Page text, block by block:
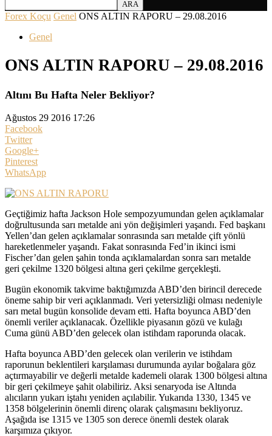
Forex Koçu Genel ONS ALTIN RAPORU – 29.08.2016
Genel
ONS ALTIN RAPORU – 29.08.2016
Altını Bu Hafta Neler Bekliyor?
Ağustos 29 2016 17:26
Facebook
Twitter
Google+
Pinterest
WhatsApp
Geçtiğimiz hafta Jackson Hole sempozyumundan gelen açıklamalar
doğrultusunda sarı metalde ani yön değişimleri yaşandı. Fed başkanı
Yellen’dan gelen açıklamalar sonrasında sarı metalde çift yönlü
hareketlenmeler yaşandı. Fakat sonrasında Fed’in ikinci ismi
Fischer’dan gelen şahin tonda açıklamalardan sonra sarı metalde
geri çekilme 1320 bölgesi altına geri çekilme gerçekleşti.
Bugün ekonomik takvime baktığımızda ABD’den birincil derecede
öneme sahip bir veri açıklanmadı. Veri yetersizliği olması nedeniyle
sarı metal bugün konsolide devam etti. Hafta boyunca ABD’den
önemli veriler açıklanacak. Özellikle piyasanın gözü ve kulağı
Cuma günü ABD’den gelecek olan istihdam raporunda olacak.
Hafta boyunca ABD’den gelecek olan verilerin ve istihdam
raporunun beklentileri karşılaması durumunda ayılar boğalara göz
açtırmayabilir ve değerli metalde kademeli olarak 1300 bölgesi altına
bir geri çekilmeye şahit olabiliriz. Aksi senaryoda ise Altında
alıcıların yukarı iştahı yeniden açılabilir. Yukarıda 1330, 1345 ve
1358 bölgelerinin önemli direnç olarak çalışmasını bekliyoruz.
Aşağıda ise 1315 ve 1305 son derece önemli destek olarak
karşımıza çıkıyor.